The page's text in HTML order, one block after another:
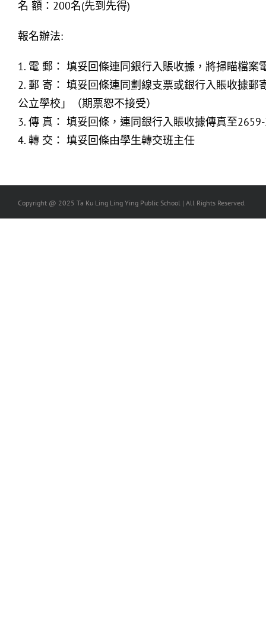
名 額：200名(先到先得)
報名辦法:
1. 電 郵： 填妥回條連同銀行入賬收據，將掃瞄檔案
2. 郵 寄： 填妥回條連同劃線支票或銀行入賬收據
公立學校」（期票恕不接受）
3. 傳 真： 填妥回條，連同銀行入賬收據傳真至
4. 轉 交： 填妥回條由學生轉交班主任
Copyright @ 2025 Ta Ku Ling Ling Ying Public School | All Rights Reserved.